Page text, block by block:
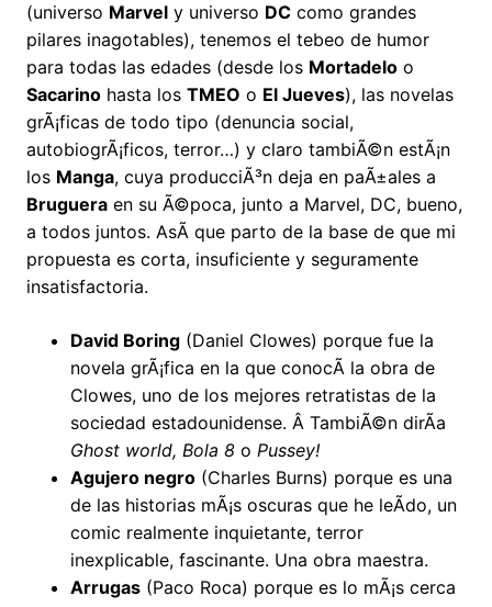
(universo Marvel y universo DC como grandes
pilares inagotables), tenemos el tebeo de humor
para todas las edades (desde los Mortadelo o
Sacarino hasta los TMEO o El Jueves), las novelas
grÃ¡ficas de todo tipo (denuncia social,
autobiogrÃ¡ficos, terror…) y claro tambiÃ©n estÃ¡n
los Manga, cuya producciÃ³n deja en paÃ±ales a
Bruguera en su Ã©poca, junto a Marvel, DC, bueno,
a todos juntos. AsÃ­ que parto de la base de que mi
propuesta es corta, insuficiente y seguramente
insatisfactoria.
David Boring (Daniel Clowes) porque fue la
novela grÃ¡fica en la que conocÃ­ la obra de
Clowes, uno de los mejores retratistas de la
sociedad estadounidense. Â TambiÃ©n dirÃ­a
Ghost world, Bola 8 o Pussey!
Agujero negro (Charles Burns) porque es una
de las historias mÃ¡s oscuras que he leÃ­do, un
comic realmente inquietante, terror
inexplicable, fascinante. Una obra maestra.
Arrugas (Paco Roca) porque es lo mÃ¡s cerca